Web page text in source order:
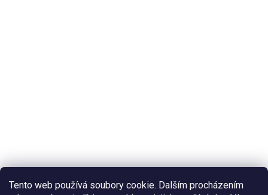
Tento web používá soubory cookie. Dalším procházením